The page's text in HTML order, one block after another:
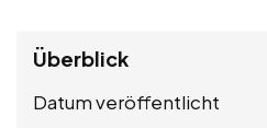
Überblick
Datum veröffentlicht